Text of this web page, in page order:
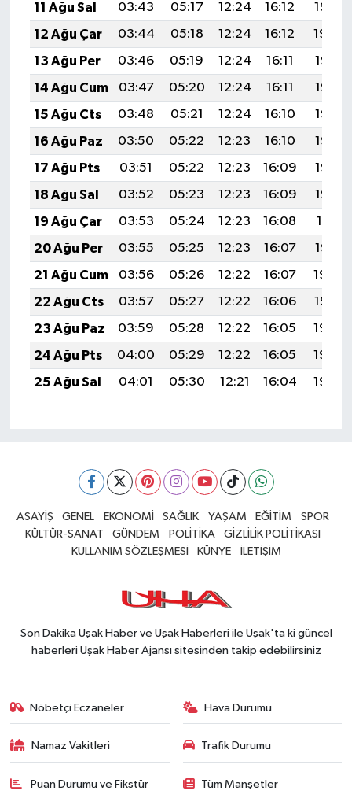
11 Ağu Sal
03:43 05:17 12:24 16:12
19:22
12 Ağu Çar
03:44 05:18 12:24 16:12
19:20
13 Ağu Per
03:46 05:19 12:24 16:11
19:19
14 Ağu Cum
03:47 05:20 12:24 16:11
19:18
15 Ağu Cts
03:48 05:21 12:24 16:10
19:17
16 Ağu Paz
03:50 05:22 12:23 16:10
19:15
17 Ağu Pts
03:51 05:22 12:23 16:09
19:14
18 Ağu Sal
03:52 05:23 12:23 16:09
19:13
19 Ağu Çar
03:53 05:24 12:23 16:08
19:11
20 Ağu Per
03:55 05:25 12:23 16:07
19:10
21 Ağu Cum
03:56 05:26 12:22 16:07
19:09
22 Ağu Cts
03:57 05:27 12:22 16:06
19:07
23 Ağu Paz
03:59 05:28 12:22 16:05
19:06
24 Ağu Pts
04:00 05:29 12:22 16:05
19:04
25 Ağu Sal
04:01 05:30 12:21 16:04 19:03
ASAYİŞ GENEL EKONOMİ SAĞLIK YAŞAM EĞİTİM
SPOR
KÜLTÜR-SANAT
GÜNDEM POLİTİKA
GİZLİLİK POLİTİKASI
KULLANIM SÖZLEŞMESİ
KÜNYE İLETİŞİM
Son Dakika Uşak Haber ve Uşak Haberleri ile Uşak'ta ki güncel
haberleri Uşak Haber Ajansı sitesinden takip edebilirsiniz
Nöbetçi Eczaneler Hava Durumu
Namaz Vakitleri Trafik Durumu
Puan Durumu ve Fikstür Tüm Manşetler